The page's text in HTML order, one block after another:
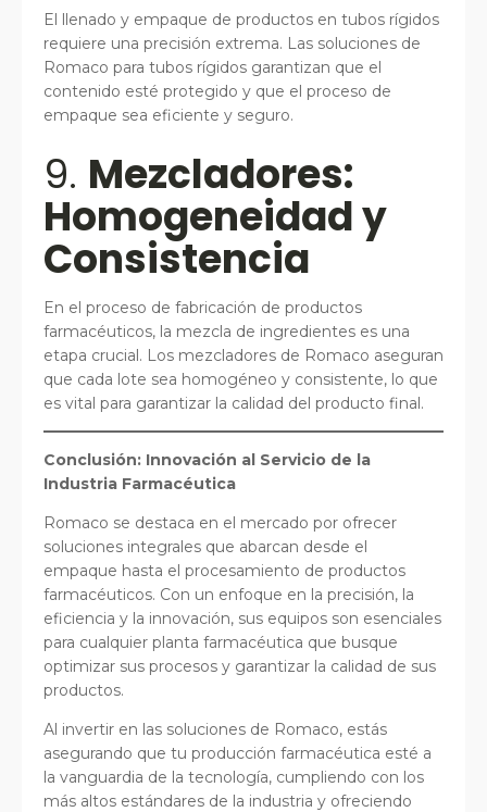
El llenado y empaque de productos en tubos rígidos
requiere una precisión extrema. Las soluciones de
Romaco para tubos rígidos garantizan que el
contenido esté protegido y que el proceso de
empaque sea eficiente y seguro.
9. Mezcladores:
Homogeneidad y
Consistencia
En el proceso de fabricación de productos
farmacéuticos, la mezcla de ingredientes es una
etapa crucial. Los mezcladores de Romaco aseguran
que cada lote sea homogéneo y consistente, lo que
es vital para garantizar la calidad del producto final.
Conclusión: Innovación al Servicio de la
Industria Farmacéutica
Romaco se destaca en el mercado por ofrecer
soluciones integrales que abarcan desde el
empaque hasta el procesamiento de productos
farmacéuticos. Con un enfoque en la precisión, la
eficiencia y la innovación, sus equipos son esenciales
para cualquier planta farmacéutica que busque
optimizar sus procesos y garantizar la calidad de sus
productos.
Al invertir en las soluciones de Romaco, estás
asegurando que tu producción farmacéutica esté a
la vanguardia de la tecnología, cumpliendo con los
más altos estándares de la industria y ofreciendo